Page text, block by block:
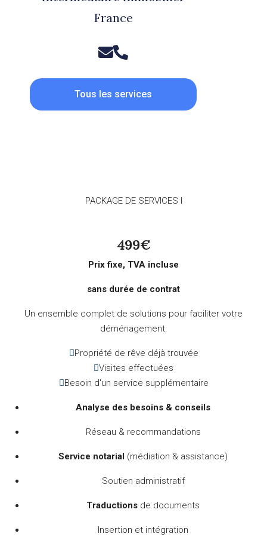
France
Tous les services
PACKAGE DE SERVICES I
499€
Prix fixe, TVA incluse
sans durée de contrat
Un ensemble complet de solutions pour faciliter votre
déménagement.
Propriété de rêve déjà trouvée
Visites effectuées
Besoin d'un service supplémentaire
Analyse des besoins & conseils
Réseau & recommandations
Service notarial (médiation & assistance)
Soutien administratif
Traductions de documents
Insertion et intégration